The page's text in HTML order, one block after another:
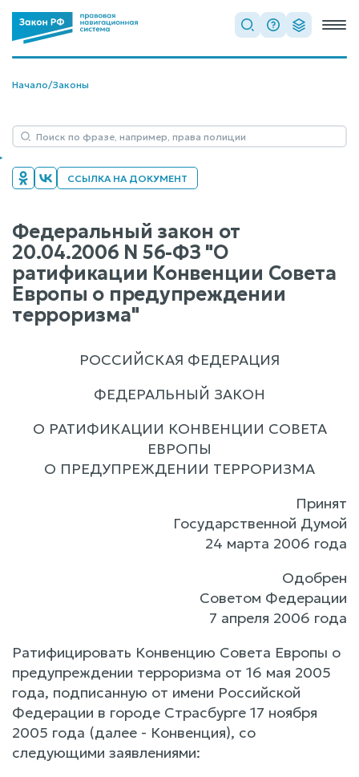
Начало/Законы
ССЫЛКА НА ДОКУМЕНТ
Федеральный закон от
20.04.2006 N 56-ФЗ "О
ратификации Конвенции Совета
Европы о предупреждении
терроризма"
РОССИЙСКАЯ ФЕДЕРАЦИЯ
ФЕДЕРАЛЬНЫЙ ЗАКОН
О РАТИФИКАЦИИ КОНВЕНЦИИ СОВЕТА
ЕВРОПЫ
О ПРЕДУПРЕЖДЕНИИ ТЕРРОРИЗМА
Принят
Государственной Думой
24 марта 2006 года
Одобрен
Советом Федерации
7 апреля 2006 года
Ратифицировать Конвенцию Совета Европы о
предупреждении терроризма от 16 мая 2005
года, подписанную от имени Российской
Федерации в городе Страсбурге 17 ноября
2005 года (далее - Конвенция), со
следующими заявлениями: